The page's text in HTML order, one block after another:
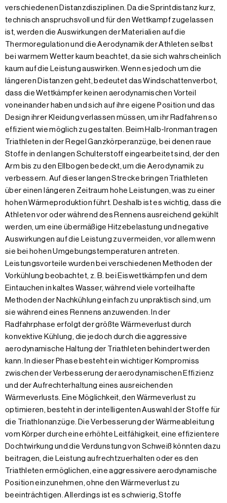
verschiedenen Distanzdisziplinen. Da die Sprintdistanz kurz,
technisch anspruchsvoll und für den Wettkampf zugelassen
ist, werden die Auswirkungen der Materialien auf die
Thermoregulation und die Aerodynamik der Athleten selbst
bei warmem Wetter kaum beachtet, da sie sich wahrscheinlich
kaum auf die Leistung auswirken. Wenn es jedoch um die
längeren Distanzen geht, bedeutet das Windschattenverbot,
dass die Wettkämpfer keinen aerodynamischen Vorteil
voneinander haben und sich auf ihre eigene Position und das
Design ihrer Kleidung verlassen müssen, um ihr Radfahren so
effizient wie möglich zu gestalten. Beim Halb-Ironman tragen
Triathleten in der Regel Ganzkörperanzüge, bei denen raue
Stoffe in den langen Schulterstoff eingearbeitet sind, der den
Arm bis zu den Ellbogen bedeckt, um die Aerodynamik zu
verbessern. Auf dieser langen Strecke bringen Triathleten
über einen längeren Zeitraum hohe Leistungen, was zu einer
hohen Wärmeproduktion führt. Deshalb ist es wichtig, dass die
Athleten vor oder während des Rennens ausreichend gekühlt
werden, um eine übermäßige Hitzebelastung und negative
Auswirkungen auf die Leistung zu vermeiden, vor allem wenn
sie bei hohen Umgebungstemperaturen antreten.
Leistungsvorteile wurden bei verschiedenen Methoden der
Vorkühlung beobachtet, z. B. bei Eiswettkämpfen und dem
Eintauchen in kaltes Wasser, während viele vorteilhafte
Methoden der Nachkühlung einfach zu unpraktisch sind, um
sie während eines Rennens anzuwenden. In der
Radfahrphase erfolgt der größte Wärmeverlust durch
konvektive Kühlung, die jedoch durch die aggressive
aerodynamische Haltung der Triathleten behindert werden
kann. In dieser Phase besteht ein wichtiger Kompromiss
zwischen der Verbesserung der aerodynamischen Effizienz
und der Aufrechterhaltung eines ausreichenden
Wärmeverlusts. Eine Möglichkeit, den Wärmeverlust zu
optimieren, besteht in der intelligenten Auswahl der Stoffe für
die Triathlonanzüge. Die Verbesserung der Wärmeableitung
vom Körper durch eine erhöhte Leitfähigkeit, eine effizientere
Dochtwirkung und die Verdunstung von Schweiß könnten dazu
beitragen, die Leistung aufrechtzuerhalten oder es den
Triathleten ermöglichen, eine aggressivere aerodynamische
Position einzunehmen, ohne den Wärmeverlust zu
beeinträchtigen. Allerdings ist es schwierig, Stoffe